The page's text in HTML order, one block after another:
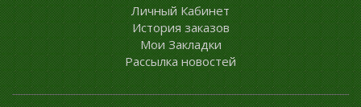
Личный Кабинет
История заказов
Мои Закладки
Рассылка новостей